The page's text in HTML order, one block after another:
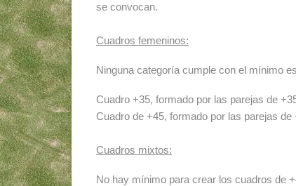
se convocan.
Cuadros femeninos:
Ninguna categoría cumple con el mínimo
Cuadro +35, formado por las parejas de
Cuadro de +45, formado por las parejas de
Cuadros mixtos:
No hay mínimo para crear los cuadros de